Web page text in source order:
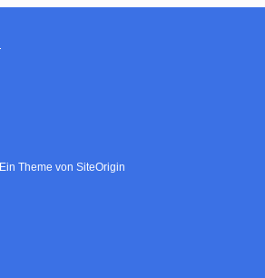
Ein Theme von SiteOrigin